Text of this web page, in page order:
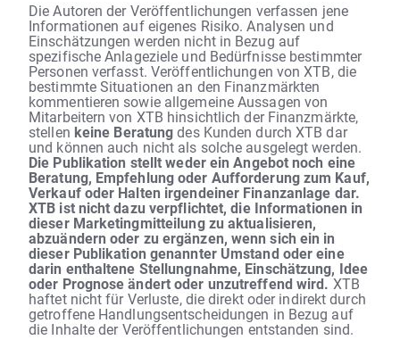
Die Autoren der Veröffentlichungen verfassen jene
Informationen auf eigenes Risiko. Analysen und
Einschätzungen werden nicht in Bezug auf
spezifische Anlageziele und Bedürfnisse bestimmter
Personen verfasst. Veröffentlichungen von XTB, die
bestimmte Situationen an den Finanzmärkten
kommentieren sowie allgemeine Aussagen von
Mitarbeitern von XTB hinsichtlich der Finanzmärkte,
stellen keine Beratungdes Kunden durch XTB dar
und können auch nicht als solche ausgelegt werden.
Die Publikation stellt weder ein Angebot noch eine
Beratung, Empfehlung oder Aufforderung zum Kauf,
Verkauf oder Halten irgendeiner Finanzanlage dar.
XTB ist nicht dazu verpflichtet, die Informationen in
dieser Marketingmitteilung zu aktualisieren,
abzuändern oder zu ergänzen, wenn sich ein in
dieser Publikation genannter Umstand oder eine
darin enthaltene Stellungnahme, Einschätzung, Idee
oder Prognose ändert oder unzutreffend wird. XTB
haftet nicht für Verluste, die direkt oder indirekt durch
getroffene Handlungsentscheidungen in Bezug auf
die Inhalte der Veröffentlichungen entstanden sind.